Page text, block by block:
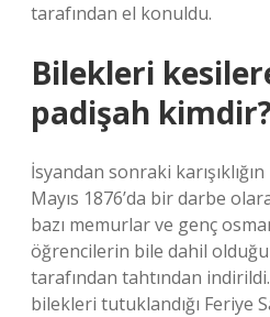
tarafından el konuldu.
Bilekleri
padişah
İsyandan sonraki
Mayıs 1876’da bir darbe
bazı memurlar ve genç
öğrencilerin bile dahil
tarafından tahtından
bilekleri tutuklandığı Feriye